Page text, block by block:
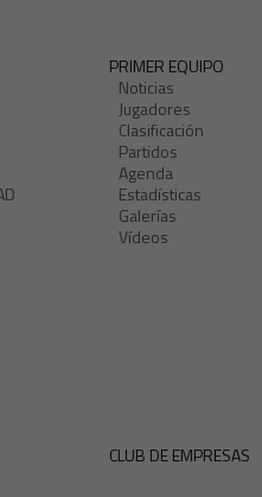
PRIMER EQUIPO
Noticias
Jugadores
Clasificación
Partidos
Agenda
Estadísticas
Galerías
Vídeos
CLUB DE EMPRESAS